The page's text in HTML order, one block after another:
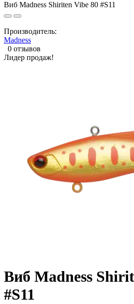
Виб Madness Shiriten Vibe 80 #S11
Производитель:
Madness
0 отзывов
Лидер продаж!
Виб Madness
#S11